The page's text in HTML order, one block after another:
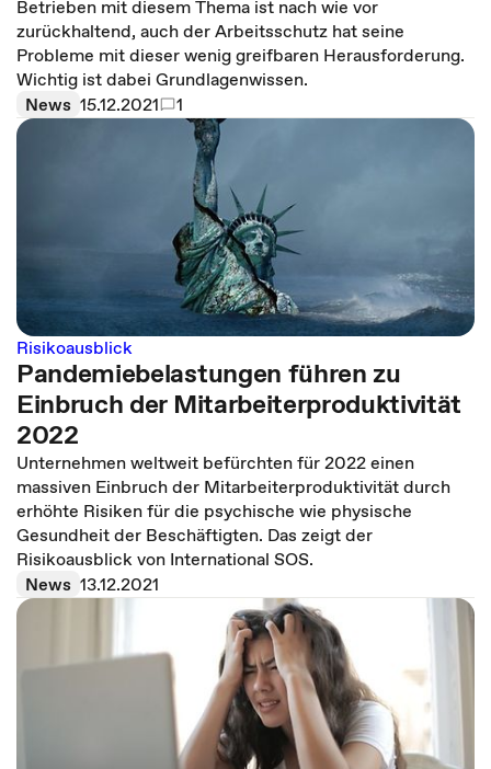
Betrieben mit diesem Thema ist nach wie vor
zurückhaltend, auch der Arbeitsschutz hat seine
Probleme mit dieser wenig greifbaren Herausforderung.
Wichtig ist dabei Grundlagenwissen.
News 15.12.2021 1
Risikoausblick
Pandemiebelastungen führen zu
Einbruch der Mitarbeiterproduktivität
2022
Unternehmen weltweit befürchten für 2022 einen
massiven Einbruch der Mitarbeiterproduktivität durch
erhöhte Risiken für die psychische wie physische
Gesundheit der Beschäftigten. Das zeigt der
Risikoausblick von International SOS.
News 13.12.2021